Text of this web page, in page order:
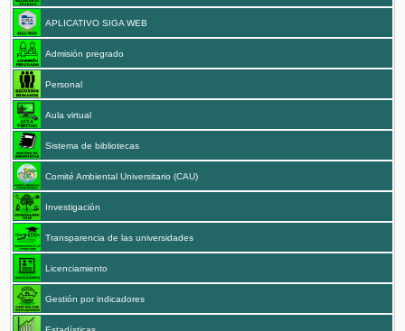
APLICATIVO SIGA WEB
Admisión pregrado
Personal
Aula virtual
Sistema de bibliotecas
Comité Ambiental Universitario (CAU)
Investigación
Transparencia de las universidades
Licenciamiento
Gestión por indicadores